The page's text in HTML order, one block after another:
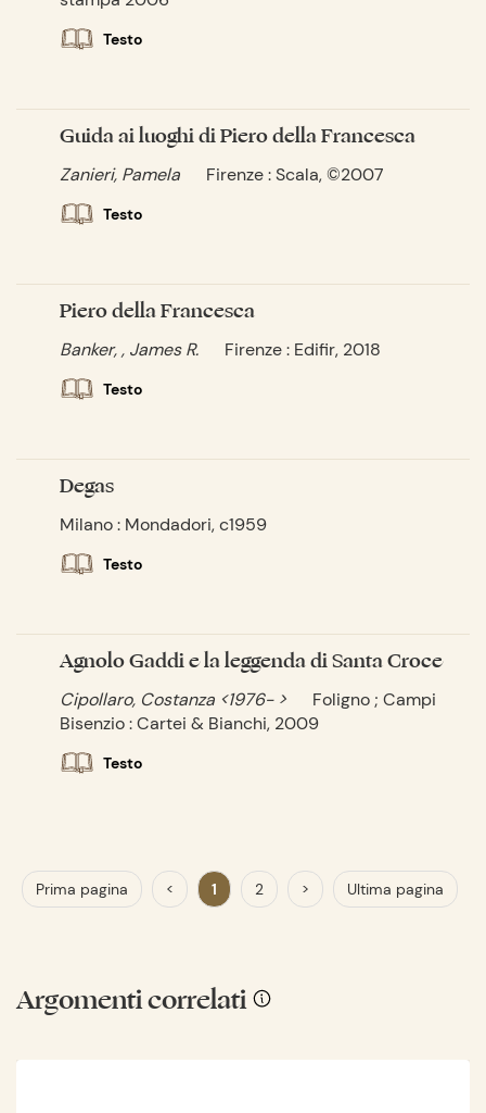
Testo
Guida ai luoghi di Piero della Francesca
Zanieri, Pamela Firenze : Scala, ©2007
Testo
Piero della Francesca
Banker, , James R. Firenze : Edifir, 2018
Testo
Degas
Milano : Mondadori, c1959
Testo
Agnolo Gaddi e la leggenda di Santa Croce
Cipollaro, Costanza <1976- >
Foligno ; Campi
Bisenzio : Cartei & Bianchi, 2009
Testo
Prima pagina < 1 2 > Ultima pagina
Argomenti correlati